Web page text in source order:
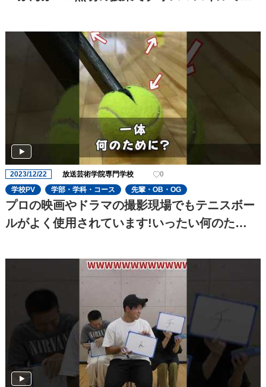
2023/12/22 放送芸術学院専門学校
0
学校PV
学部・学科・コース 先輩・OB・OG
プロの映画やドラマの撮影現場でもテニスボー
ルがよく使用されています!いったい何のた